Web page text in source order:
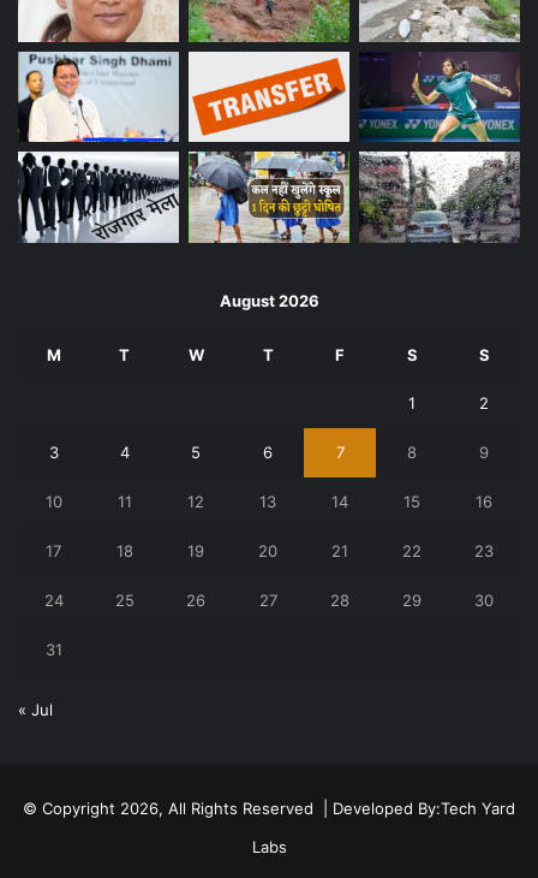
August 2026
M T W T F S S
1 2
3 4 5 6 7 8 9
10 11 12 13 14 15 16
17 18 19 20 21 22 23
24 25 26 27 28 29 30
31
« Jul
© Copyright 2026, All Rights Reserved | Developed By:Tech Yard
Labs